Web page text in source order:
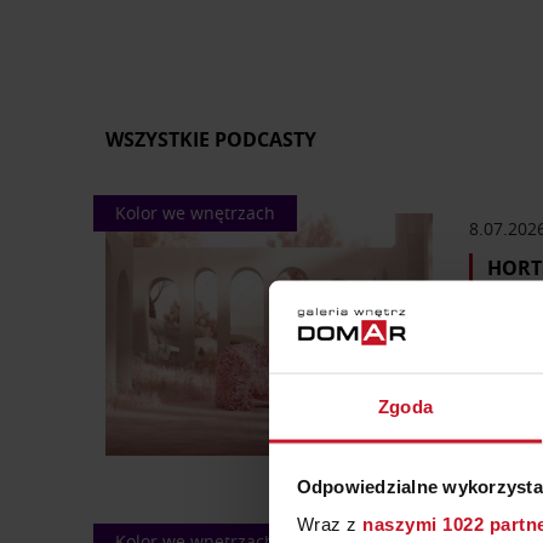
Zgoda
Odpowiedzialne
Wraz z naszymi 1022
WSZYSTKIE PODCASTY
Kolor we wnętrzach
Czy
osób,